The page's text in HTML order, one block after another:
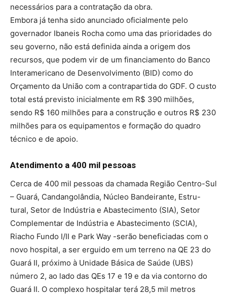
necessários para a contratação da obra.
Embora já tenha sido anunciado oficialmente pelo
governador Ibaneis Rocha como uma das prioridades do
seu governo, não está definida ainda a origem dos
recursos, que podem vir de um financiamento do Banco
Interamericano de Desenvolvimento (BID) como do
Orçamento da União com a contrapartida do GDF. O custo
total está previsto inicialmente em R$ 390 milhões,
sendo R$ 160 milhões para a construção e outros R$ 230
milhões para os equipamentos e formação do quadro
técnico e de apoio.
Atendimento a 400 mil pessoas
Cerca de 400 mil pessoas da chamada Região Centro-Sul
– Guará, Candangolândia, Núcleo Bandeirante, Estru-
tural, Setor de Indústria e Abastecimento (SIA), Setor
Complementar de Indústria e Abastecimento (SCIA),
Riacho Fundo I/II e Park Way -serão beneficiadas com o
novo hospital, a ser erguido em um terreno na QE 23 do
Guará II, próximo à Unidade Básica de Saúde (UBS)
número 2, ao lado das QEs 17 e 19 e da via contorno do
Guará II. O complexo hospitalar terá 28,5 mil metros